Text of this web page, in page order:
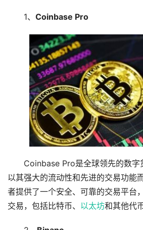
1、 Coinbase Pro
Coinbase Pro是全球领先的数字
以其强大的流动性和先进的交易功能
者提供了一个安全、可靠的交易平台
交易，包括比特币、 以太坊和其他代币